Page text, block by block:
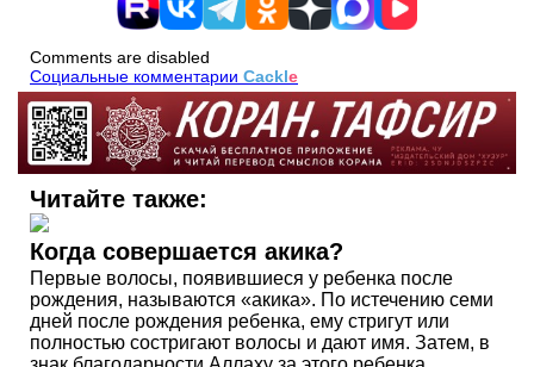
Comments are disabled
Социальные комментарии Cackle
Читайте также:
Когда совершается акика?
Первые волосы, появившиеся у ребенка после
рождения, называются «акика». По истечению семи
дней после рождения ребенка, ему стригут или
полностью состригают волосы и дают имя. Затем, в